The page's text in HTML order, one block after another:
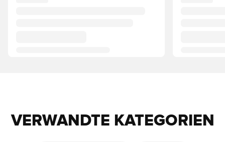
VERWANDTE KATEGORIEN